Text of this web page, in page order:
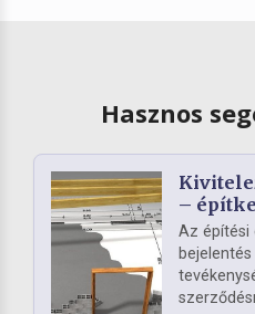
Hasznos
–
Az építési